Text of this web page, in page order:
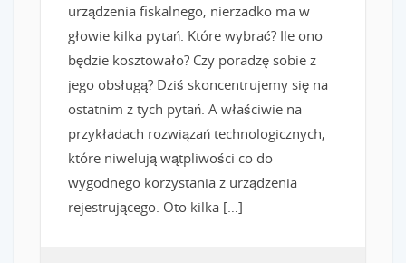
urządzenia fiskalnego, nierzadko ma w
głowie kilka pytań. Które wybrać? Ile ono
będzie kosztowało? Czy poradzę sobie z
jego obsługą? Dziś skoncentrujemy się na
ostatnim z tych pytań. A właściwie na
przykładach rozwiązań technologicznych,
które niwelują wątpliwości co do
wygodnego korzystania z urządzenia
rejestrującego. Oto kilka […]